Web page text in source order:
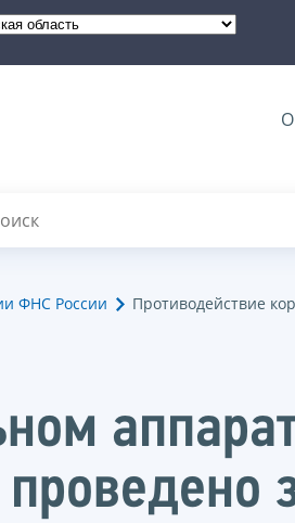
ФНС России Противодействие